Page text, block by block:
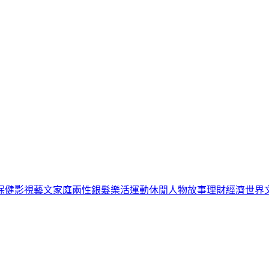
健影視藝文家庭兩性銀髮樂活運動休閒 人物故事理財經濟世界